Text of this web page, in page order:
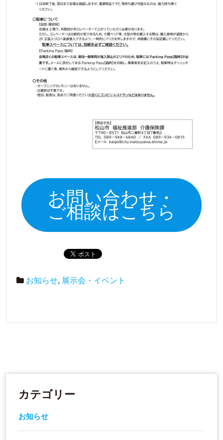
お問い合わせ・
ご相談はこちら
お知らせ, 展示会・イベント
カテゴリー
お知らせ